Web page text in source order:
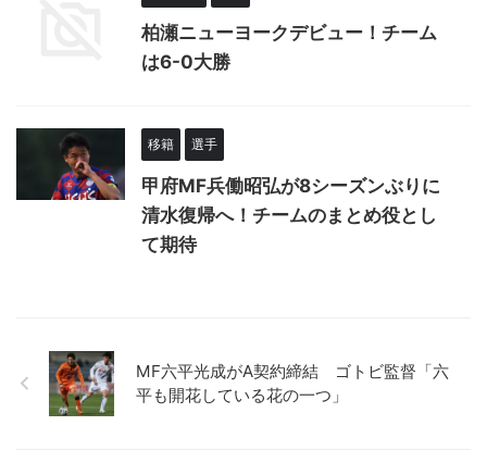
柏瀬ニューヨークデビュー！チーム
は6-0大勝
移籍 選手
甲府MF兵働昭弘が8シーズンぶりに
清水復帰へ！チームのまとめ役とし
て期待
MF六平光成がA契約締結 ゴトビ監督「六
平も開花している花の一つ」